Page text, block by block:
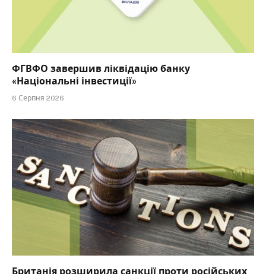
ФГВФО завершив ліквідацію банку
«Національні інвестиції»
6 Серпня 2026
Британія розширила санкції проти російських